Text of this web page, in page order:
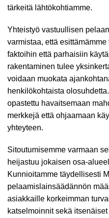
tärkeitä lähtökohtiamme.
Yhteistyö vastuullisen
varmistaa, että
faktoihin että parhaisiin
rakentaminen tulee
voidaan muokata
henkilökohtaista
opastettu havaitsemaan
merkkejä että ohjaamaan
yhteyteen.
Sitoutumisemme varmaan
heijastuu jokaisen osa-
Kunnioitamme täydellisesti
pelaamislainsäädännön
asiakkaille korkeimman
katselmoinnit sekä